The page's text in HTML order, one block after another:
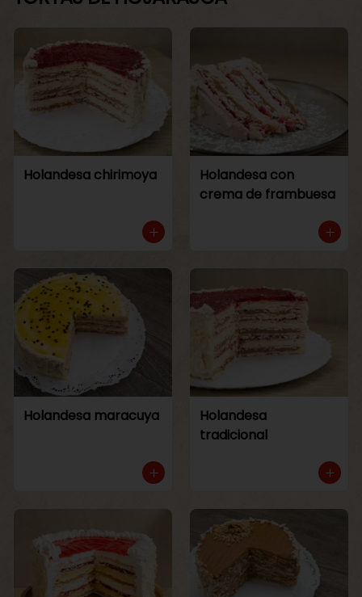
Holandesa chirimoya
Holandesa con
crema de frambuesa
Holandesa maracuya
Holandesa
tradicional